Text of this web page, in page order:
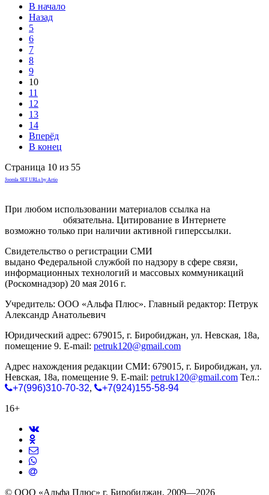
В начало
Назад
5
6
7
8
9
10
11
12
13
14
Вперёд
В конец
Страница 10 из 55
Joomla SEF URLs by Artio
При любом использовании материалов ссылка на
обязательна. Цитирование в Интернете
возможно только при наличии активной гиперссылки.
Свидетельство о регистрации СМИ
выдано Федеральной службой по надзору в сфере связи,
информационных технологий и массовых коммуникаций
(Роскомнадзор) 20 мая 2016 г.
Учредитель: ООО «Альфа Плюс». Главный редактор: Петрук
Александр Анатольевич
Юридический адрес: 679015, г. Биробиджан, ул. Невская, 18а,
помещение 9. E-mail: petruk120@gmail.com
Адрес нахождения редакции СМИ: 679015, г. Биробиджан, ул.
Невская, 18а, помещение 9. E-mail: petruk120@gmail.com Тел.:
+7(996)310-70-32,
+7(924)155-58-94
16+
© ООО «Альфа Плюс» г. Биробиджан, 2009—2026